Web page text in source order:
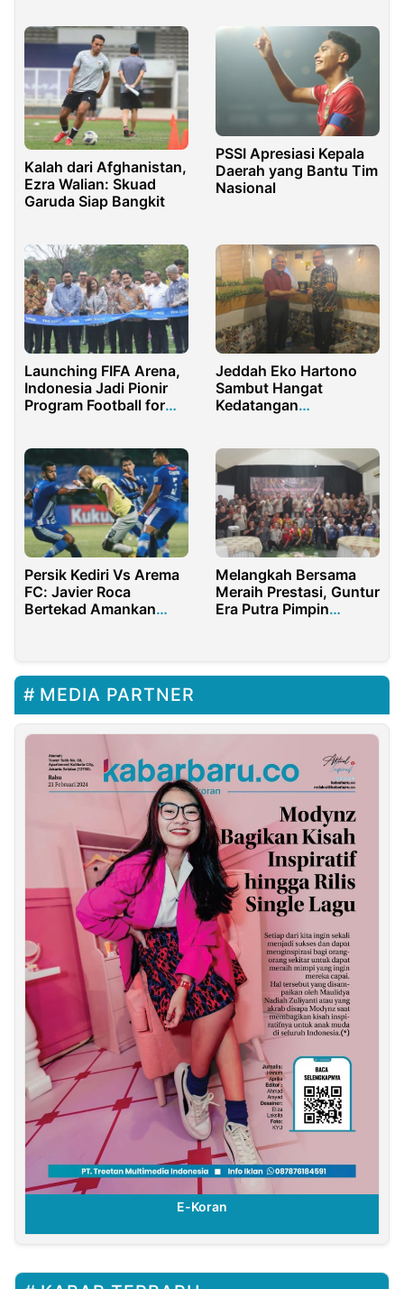
Kalah dari Afghanistan,
Ezra Walian: Skuad
Garuda Siap Bangkit
PSSI Apresiasi Kepala
Daerah yang Bantu Tim
Nasional
Launching FIFA Arena,
Indonesia Jadi Pionir
Program Football for
Jeddah Eko Hartono
Sambut Hangat
Kedatangan
ICYSM
Persik Kediri Vs Arema
FC: Javier Roca
Bertekad Amankan
Melangkah Bersama
Meraih Prestasi, Guntur
Era Putra Pimpin
MEDIA PARTNER
E-Koran